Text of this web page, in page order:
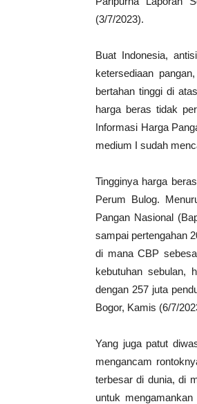
(3/7/2023).
Buat Indonesia,
ketersediaan
bertahan tinggi di
harga beras tidak
Informasi Harga
medium I sudah
Tingginya harga
Perum Bulog.
Pangan Nasional
sampai pertengahan
di mana CBP
kebutuhan sebulan,
dengan 257 juta
Bogor, Kamis (6/7/
Yang juga patut
mengancam
terbesar di dunia, di
untuk